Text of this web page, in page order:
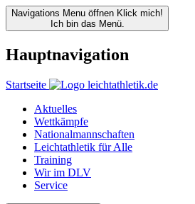
Navigations Menu öffnen Klick mich!
Ich bin das Menü.
Hauptnavigation
Startseite
Aktuelles
Wettkämpfe
Nationalmannschaften
Leichtathletik für Alle
Training
Wir im DLV
Service